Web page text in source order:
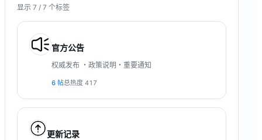
显示 7 / 7 个标签
官方公告
权威发布 ・政策说明・重要通知
6 帖总热度 417
更新记录